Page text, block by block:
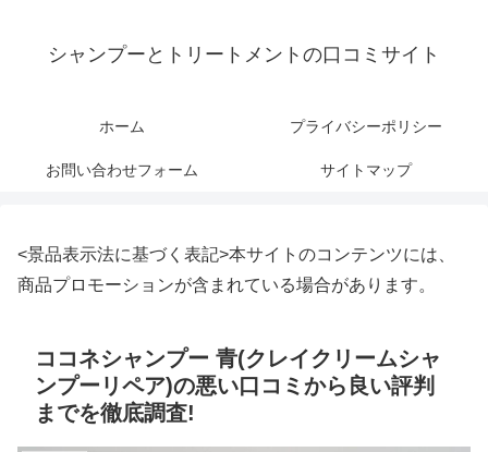
シャンプーとトリートメントの口コミサイト
ホーム プライバシーポリシー
お問い合わせフォーム サイトマップ
<景品表示法に基づく表記>本サイトのコンテンツには、
商品プロモーションが含まれている場合があります。
ココネシャンプー 青(クレイクリームシャ
ンプーリペア)の悪い口コミから良い評判
までを徹底調査!